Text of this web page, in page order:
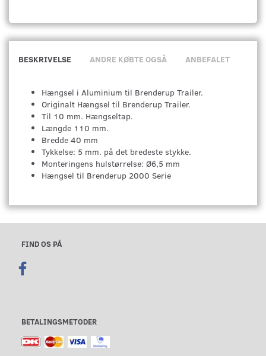
BESKRIVELSE ANDRE KØBTE OGSÅ ANBEFALET
Hængsel i Aluminium til Brenderup Trailer.
Originalt Hængsel til Brenderup Trailer.
Til 10 mm. Hængseltap.
Længde 110 mm.
Bredde 40 mm
Tykkelse: 5 mm. på det bredeste stykke.
Monteringens hulstørrelse: Ø6,5 mm
Hængsel til Brenderup 2000 Serie
FIND OS PÅ
BETALINGSMETODER